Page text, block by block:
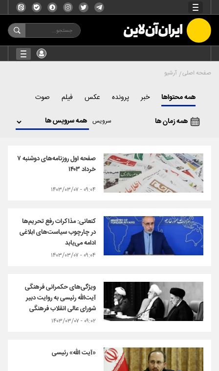
صفحه اصلی آرشیو
همه محتواها خبر پرونده عکس فیلم صوت
همه زمان ها سرویس
صفحه اول روزنامه‌های دوشنبه ۷
خرداد ۱۴۰۳
۰۹:۰۴ - ۱۴۰۳/۰۳/۰۷
کنعانی: مذاکرات رفع تحریم‌ها
در چارچوب سیاست‌های ابلاغی
ادامه می‌یابد
۰۹:۰۴ - ۱۴۰۳/۰۳/۰۷
ویژگی‌های حکمرانی فرهنگی
آیت‌الله رئیسی به روایت دبیر
شورای عالی انقلاب فرهنگی
۰۹:۰۲ - ۱۴۰۳/۰۳/۰۷
«آیت الله» رئیسی